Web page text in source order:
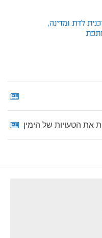
לדת ומדינה,
את הטעויות של הימין